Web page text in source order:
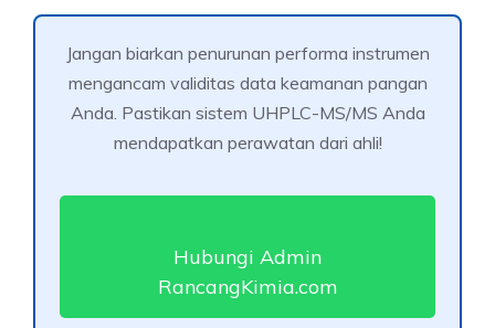
Jangan biarkan penurunan performa instrumen
mengancam validitas data keamanan pangan
Anda. Pastikan sistem UHPLC-MS/MS Anda
mendapatkan perawatan dari ahli!
Hubungi Admin
RancangKimia.com